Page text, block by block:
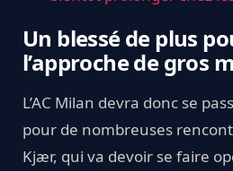
Un blessé de plus
l’approche de gros
L’AC Milan devra donc se
pour de nombreuses
Kjær, qui va devoir se faire